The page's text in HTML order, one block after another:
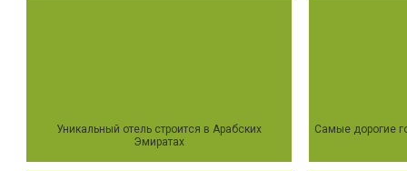
Уникальный отель строится в Арабских
Эмиратах
Самые дорогие